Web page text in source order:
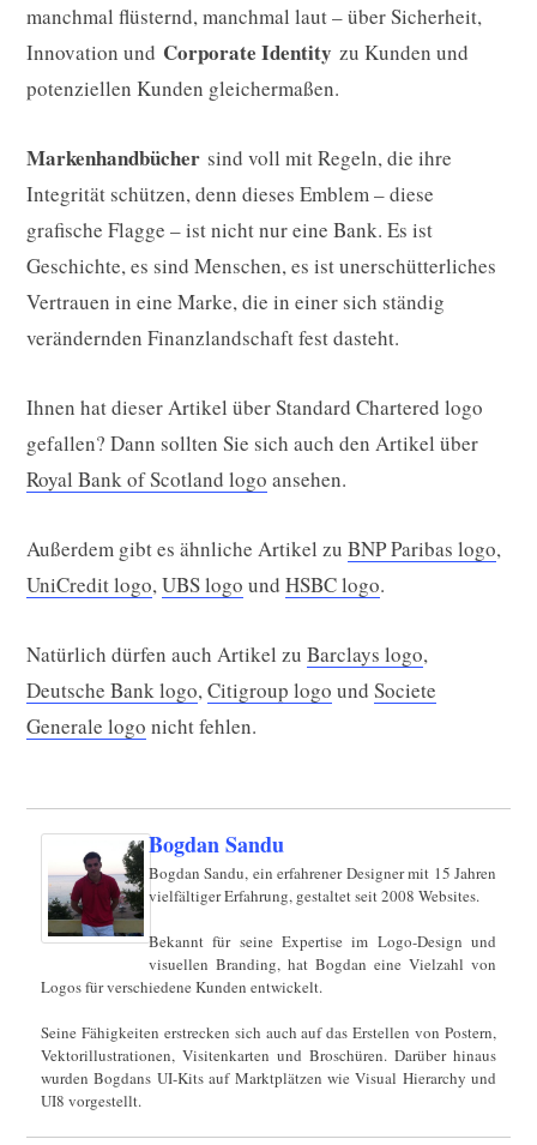
manchmal flüsternd, manchmal laut – über Sicherheit,
Innovation und Corporate Identity zu Kunden und
potenziellen Kunden gleichermaßen.
Markenhandbücher sind voll mit Regeln, die ihre
Integrität schützen, denn dieses Emblem – diese
grafische Flagge – ist nicht nur eine Bank. Es ist
Geschichte, es sind Menschen, es ist unerschütterliches
Vertrauen in eine Marke, die in einer sich ständig
verändernden Finanzlandschaft fest dasteht.
Ihnen hat dieser Artikel über Standard Chartered logo
gefallen? Dann sollten Sie sich auch den Artikel über
Royal Bank of Scotland logo ansehen.
Außerdem gibt es ähnliche Artikel zu BNP Paribas logo,
UniCredit logo,UBS logo und HSBC logo.
Natürlich dürfen auch Artikel zu Barclays logo,
Deutsche Bank logo,Citigroup logo und Societe
Generale logo nicht fehlen.
Bogdan Sandu
Bogdan Sandu, ein erfahrener Designer mit 15 Jahren
vielfältiger Erfahrung, gestaltet seit 2008 Websites.
Bekannt für seine Expertise im Logo-Design und
visuellen Branding, hat Bogdan eine Vielzahl von
Logos für verschiedene Kunden entwickelt.
Seine Fähigkeiten erstrecken sich auch auf das Erstellen von Postern,
Vektorillustrationen, Visitenkarten und Broschüren. Darüber hinaus
wurden Bogdans UI-Kits auf Marktplätzen wie Visual Hierarchy und
UI8 vorgestellt.